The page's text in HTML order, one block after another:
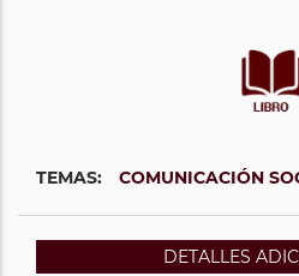
TEMAS: COMUNICACIÓN
DETALLES